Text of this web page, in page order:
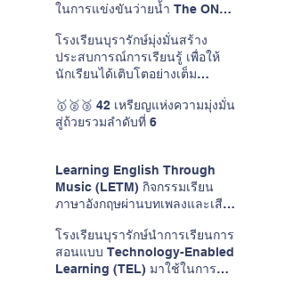
ในการแข่งขันว่ายน้ำ The ONE
โรงเรียนบุรารักษ์มุ่งมั่นสร้าง
ประสบการณ์การเรียนรู้ เพื่อให้
นักเรียนได้เติบโตอย่างเต็ม
🥇🥈🥉 42 เหรียญแห่งความมุ่งมั่น
สู่ถ้วยรวมลำดับที่ 6
Learning English Through
Music (LETM) กิจกรรมเรียน
ภาษาอังกฤษผ่านบทเพลงและเสียง
โรงเรียนบุรารักษ์นำการเรียนการ
สอนแบบ Technology-Enabled
Learning (TEL) มาใช้ในการ